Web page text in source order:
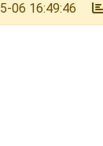
06 16:49:46